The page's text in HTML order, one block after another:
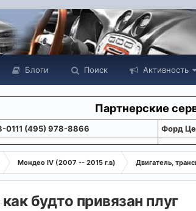
Блоги Поиск Активность
Партнерские
0111 (495) 978-8866 Форд
Мондео IV (2007 -- 2015 г.в) Двигатель,
будто привязан плуг